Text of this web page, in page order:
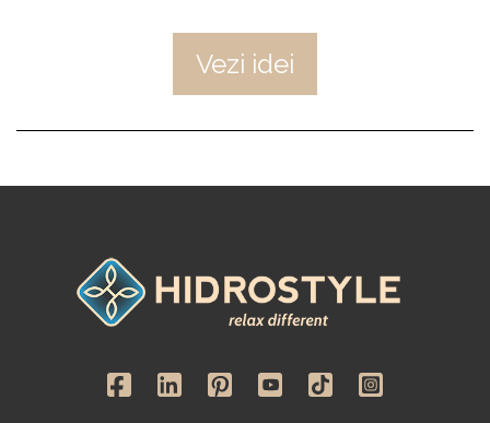
Vezi idei